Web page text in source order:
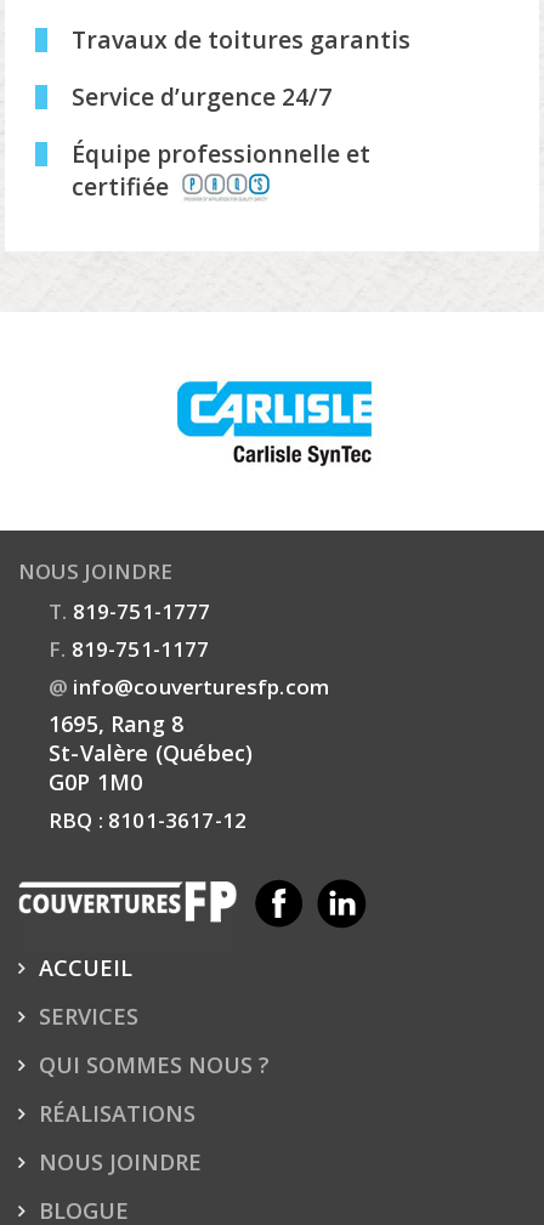
Travaux de toitures garantis
Service d’urgence 24/7
Équipe professionnelle et
certifiée
NOUS JOINDRE
T. 819-751-1777
F. 819-751-1177
@ info@couverturesfp.com
1695, Rang 8
St-Valère (Québec)
G0P 1M0
RBQ : 8101-3617-12
ACCUEIL
SERVICES
QUI SOMMES NOUS ?
RÉALISATIONS
NOUS JOINDRE
BLOGUE